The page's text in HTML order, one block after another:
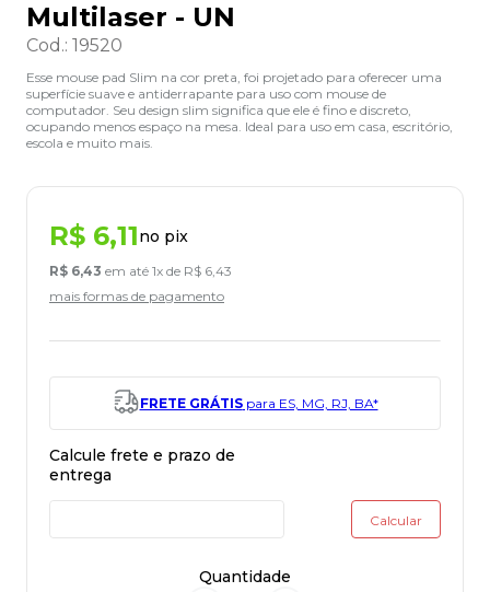
Multilaser - UN
Cod.: 19520
Esse mouse pad Slim na cor preta, foi projetado para oferecer uma
superfície suave e antiderrapante para uso com mouse de
computador. Seu design slim significa que ele é fino e discreto,
ocupando menos espaço na mesa. Ideal para uso em casa, escritório,
escola e muito mais.
R$ 6,11no pix
R$ 6,43 em até 1x de R$ 6,43
mais formas de pagamento
FRETE GRÁTISpara ES, MG, RJ, BA*
Quantidade